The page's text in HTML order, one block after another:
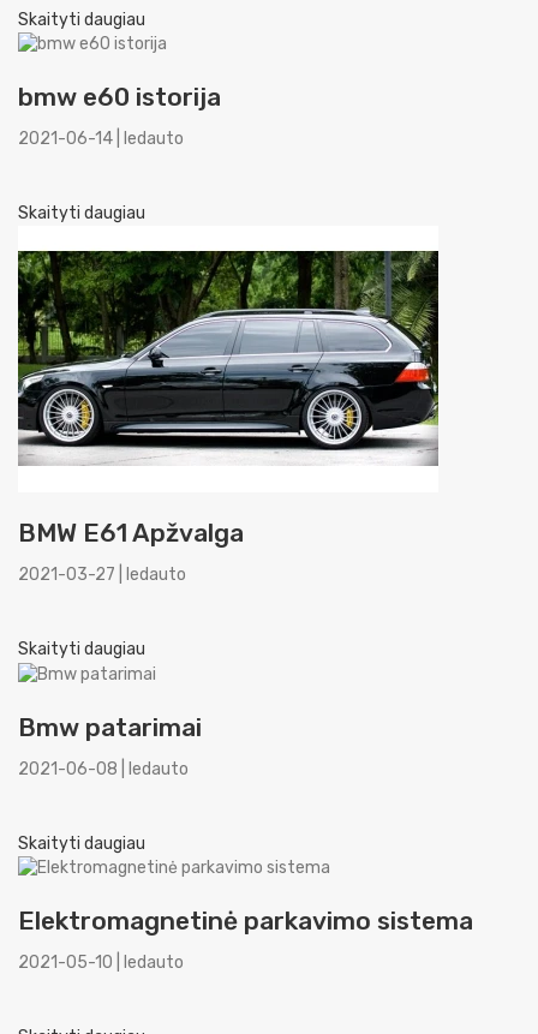
Skaityti daugiau
bmw e60 istorija
2021-06-14 | ledauto
Skaityti daugiau
BMW E61 Apžvalga
2021-03-27 | ledauto
Skaityti daugiau
Bmw patarimai
2021-06-08 | ledauto
Skaityti daugiau
Elektromagnetinė parkavimo sistema
2021-05-10 | ledauto